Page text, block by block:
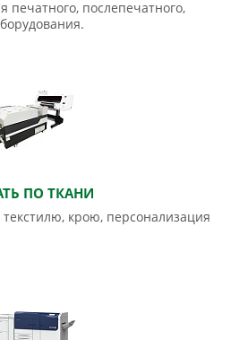
печатного, послепечатного,
ПО ТКАНИ
крою, персонализация